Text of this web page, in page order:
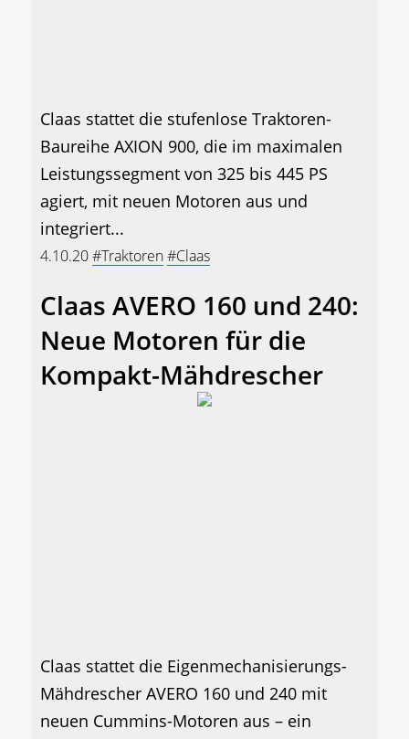
Claas stattet die stufenlose Traktoren-
Baureihe AXION 900, die im maximalen
Leistungssegment von 325 bis 445 PS
agiert, mit neuen Motoren aus und
integriert...
4.10.20#Traktoren#Claas
Claas AVERO 160 und 240:
Neue Motoren für die
Kompakt-Mähdrescher
Claas stattet die Eigenmechanisierungs-
Mähdrescher AVERO 160 und 240 mit
neuen Cummins-Motoren aus – ein